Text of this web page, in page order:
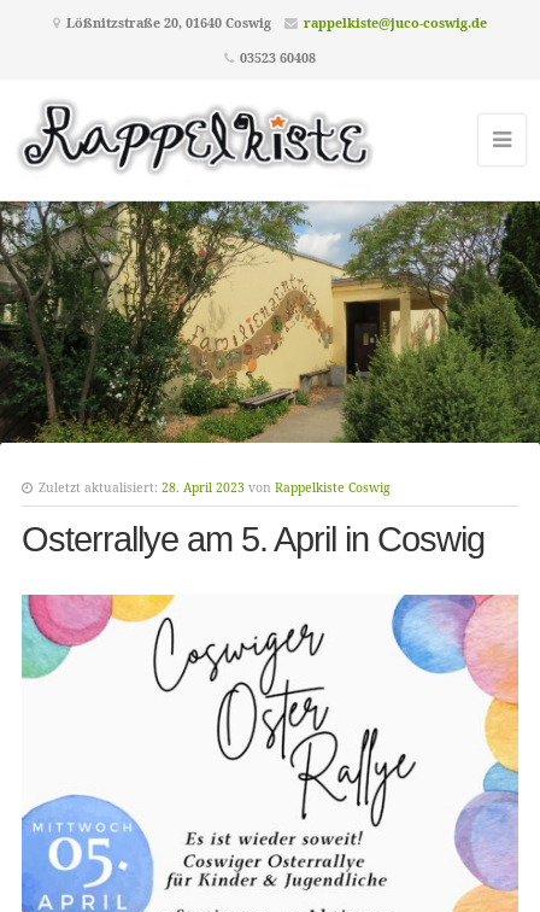
Lößnitzstraße 20, 01640 Coswig
rappelkiste@juco-coswig.de
03523 60408
Zuletzt aktualisiert: 28. April 2023 von Rappelkiste Coswig
Osterrallye am 5. April in Coswig